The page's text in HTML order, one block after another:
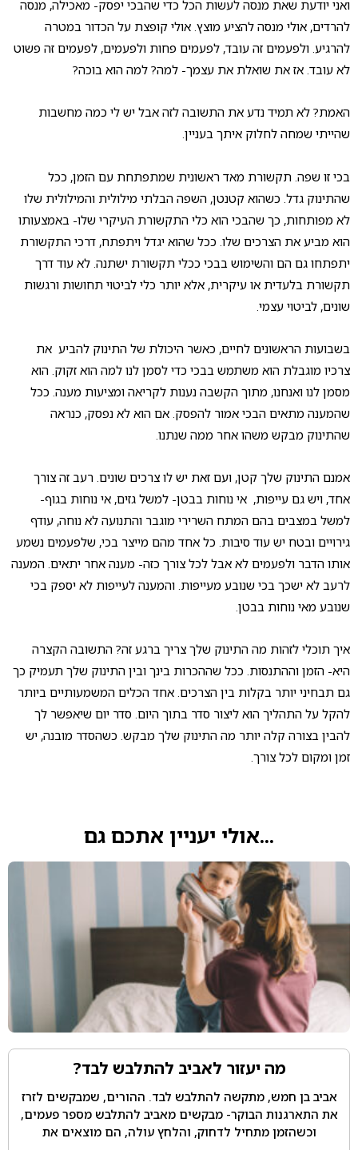
ואני יודעת שאת מנסה לעשות הכל כדי שהבכי יפסק- מאכילה, מנסה
להרדים, אולי מנסה להציע מוצץ. אולי קופצת על הכדור במטרה
להרגיע. ולפעמים זה עובד, לפעמים פחות ולפעמים, לפעמים זה פשוט
לא עובד. אז את שואלת את עצמך- למה? למה הוא בוכה?
האמת? לא תמיד נדע את התשובה לזה אבל יש לי כמה מחשבות
שהייתי שמחה לחלוק איתך בעניין.
בכי זו שפה. תקשורת מאד ראשונית שמתפתחת עם הזמן, ככל
שהתינוק גדל. כשהוא קטנטן, השפה הבלתי מילולית והמילולית שלו
לא מפותחות, כך שהבכי הוא כלי התקשורת העיקרי שלו- באמצעותו
הוא מביע את הצרכים שלו. ככל שהוא יגדל ויתפתח, דרכי התקשורת
יתפתחו גם הם והשימוש בבכי ככלי תקשורת ישתנה. לא עוד דרך
תקשורת בלעדית או עיקרית, אלא יותר כלי לביטוי תחושות ורגשות
שונים, לביטוי עצמי.
בשבועות הראשונים לחיים, כאשר היכולת של התינוק להביע את
צרכיו מוגבלת הוא משתמש בבכי כדי לסמן לנו למה הוא זקוק. הוא
מסמן לנו ואנחנו, מתוך הקשבה נענות לקריאה ומציעות מענה. ככל
שהמענה מתאים הבכי אמור להפסק. אם הוא לא נפסק, כנראה
שהתינוק מבקש משהו אחר ממה שנתנו.
אמנם התינוק שלך קטן, ועם זאת יש לו צרכים שונים. רעב זה צורך
אחד, ויש גם עייפות, אי נוחות בבטן- למשל גזים, אי נוחות בגוף-
למשל במצבים בהם המתח השרירי מוגבר והתנועה לא נוחה, עודף
גירויים ובטח יש עוד סיבות. כל אחד מהם מייצר בכי, שלפעמים נשמע
אותו הדבר ולפעמים לא אבל לכל צורך כזה- מענה אחר יתאים. המענה
לרעב לא ישכך בכי שנובע מעייפות. והמענה לעייפות לא יספק בכי
שנובע מאי נוחות בבטן.
איך תוכלי לזהות מה התינוק שלך צריך ברגע זה? התשובה הקצרה
היא- הזמן וההתנסות. ככל שההכרות בינך ובין התינוק שלך תעמיק כך
גם תבחיני יותר בקלות בין הצרכים. אחד הכלים המשמעותיים ביותר
להקל על התהליך הוא ליצור סדר בתוך היום. סדר יום שיאפשר לך
להבין בצורה קלה יותר מה התינוק שלך מבקש. כשהסדר מובנה, יש
זמן ומקום לכל צורך.
...אולי יעניין אתכם גם
מה יעזור לאביב להתלבש לבד?
אביב בן חמש, מתקשה להתלבש לבד. ההורים, שמבקשים לזרז
את התארגנות הבוקר- מבקשים מאביב להתלבש מספר פעמים,
וכשהזמן מתחיל לדחוק, והלחץ עולה, הם מוצאים את